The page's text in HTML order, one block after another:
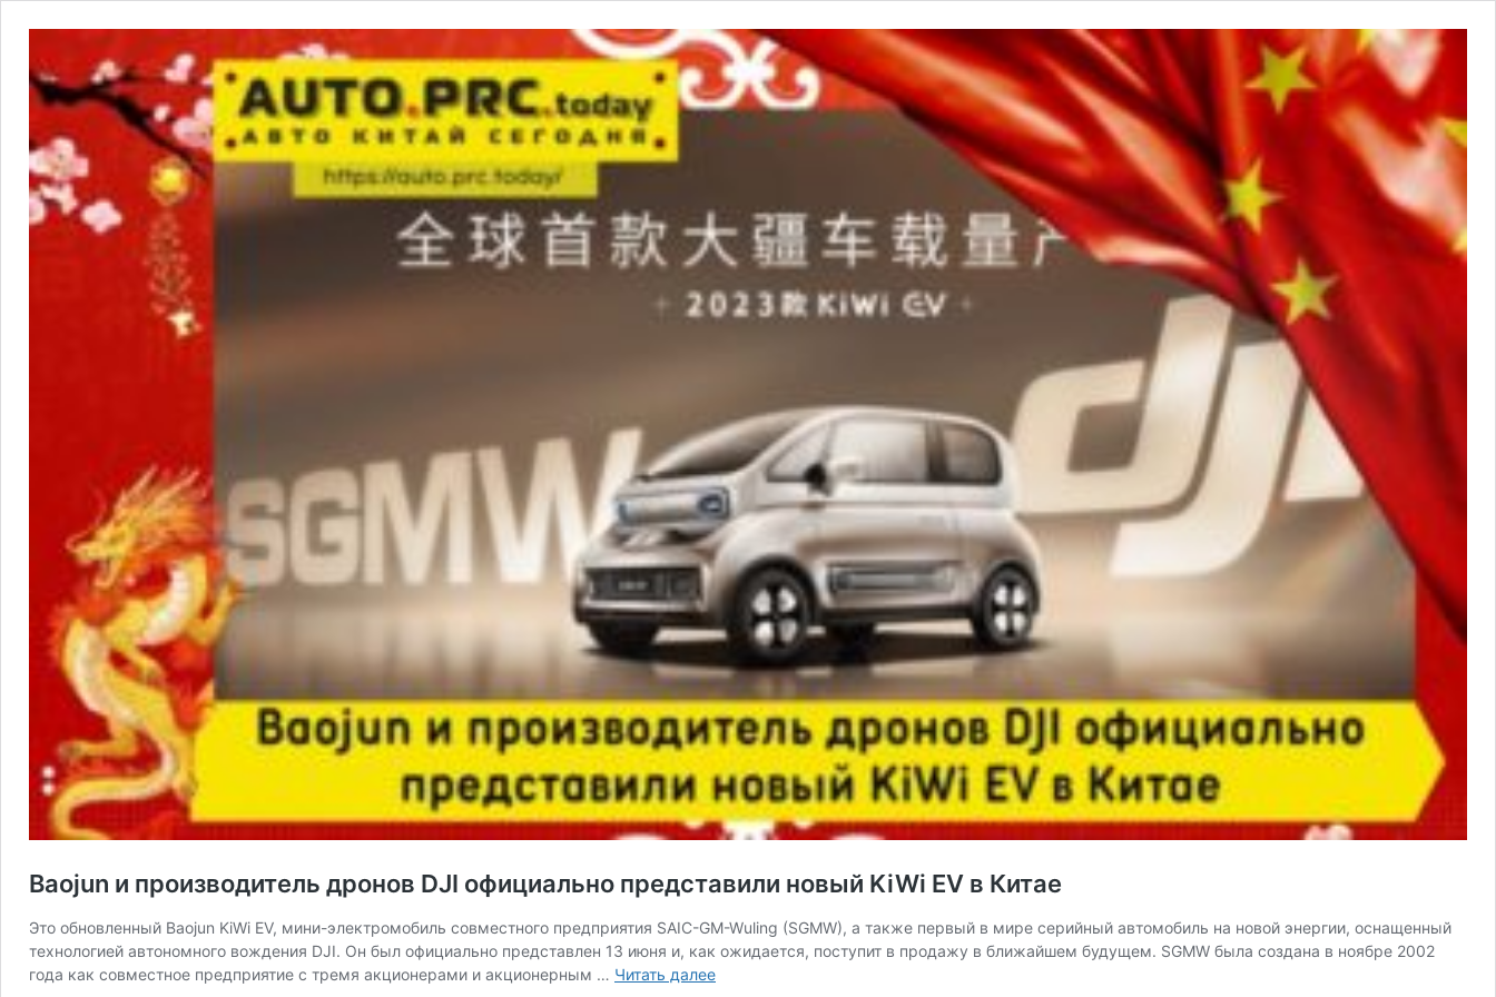
Baojun и производитель дронов DJI официально представили новый KiWi EV в Китае
Это обновленный Baojun KiWi EV, мини-электромобиль совместного предприятия SAIC-GM-Wuling (SGMW), а также первый в мире серийный автомобиль на новой энергии, оснащенный
технологией автономного вождения DJI. Он был официально представлен 13 июня и, как ожидается, поступит в продажу в ближайшем будущем. SGMW была создана в ноябре 2002
года как совместное предприятие с тремя акционерами и акционерным … Читать далееBaojun